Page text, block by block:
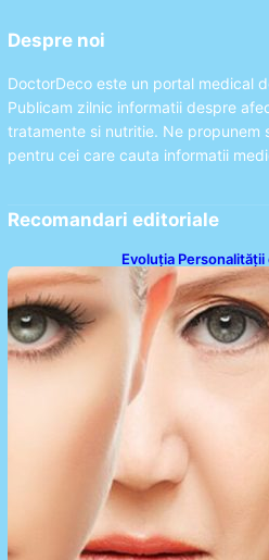
Despre noi
DoctorDeco este un portal medical
Publicam zilnic informatii despre
tratamente si nutritie. Ne propunem
pentru cei care cauta informatii
Recomandari editoriale
Evoluția
Oferă Studiile